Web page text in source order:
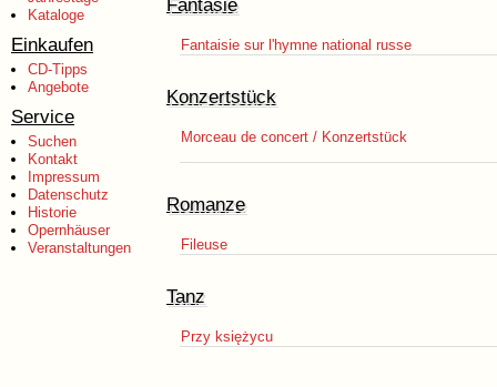
Kataloge
Einkaufen
CD-Tipps
Angebote
Service
Suchen
Kontakt
Impressum
Datenschutz
Historie
Opernhäuser
Veranstaltungen
Fantasie
Fantaisie sur l'hymne national russe
Konzertstück
Morceau de concert / Konzertstück
Romanze
Fileuse
Tanz
Przy księżycu